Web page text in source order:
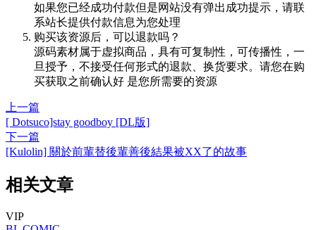
如果您已经成功付款但是网站没有弹出成功提示，请联
系站长提供付款信息为您处理
购买该资源后，可以退款吗？
源码素材属于虚拟商品，具有可复制性，可传播性，一
旦授予，不接受任何形式的退款、换货要求。请您在购
买获取之前确认好 是您所需要的资源
上一篇
[ Dotsuco]stay goodboy [DL版]
下一篇
[Kulolin] 關於前輩替後輩善後結果被XX了的故事
相关文章
VIP